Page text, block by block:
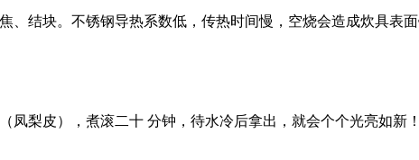
结块。不锈钢导热系数低，传热时间慢，空烧会造成炊具表面
梨皮），煮滚二十 分钟，待水冷后拿出，就会个个光亮如新！